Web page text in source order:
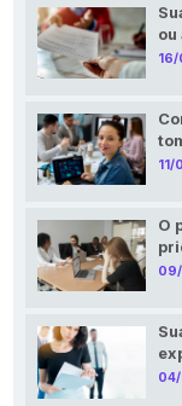
ou
11/
O